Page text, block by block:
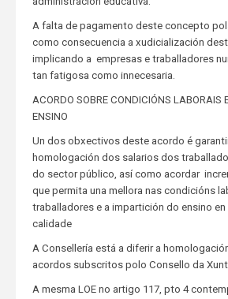
A falta de pagamento deste concepto
como consecuencia a xudicialización
implicando a empresas e traballadores
tan fatigosa como innecesaria.
ACORDO SOBRE CONDICIÓNS LABORAIS
ENSINO
Un dos obxectivos deste acordo é
homologación dos salarios dos
do sector público, así como acordar
que permita una mellora nas condicións
traballadores e a impartición do ensino
calidade
A Consellería está a diferir a
acordos subscritos polo Consello da
A mesma LOE no artigo 117, pto 4